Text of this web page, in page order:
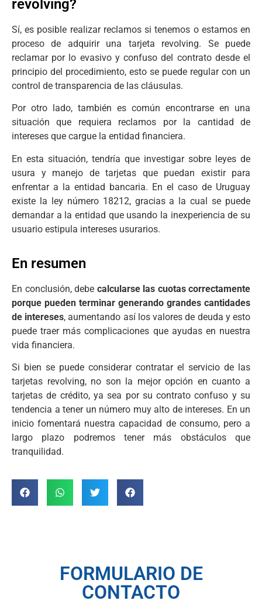
revolving?
Sí, es posible realizar reclamos si tenemos o estamos en
proceso de adquirir una tarjeta revolving. Se puede
reclamar por lo evasivo y confuso del contrato desde el
principio del procedimiento, esto se puede regular con un
control de transparencia de las cláusulas.
Por otro lado, también es común encontrarse en una
situación que requiera reclamos por la cantidad de
intereses que cargue la entidad financiera.
En esta situación, tendría que investigar sobre leyes de
usura y manejo de tarjetas que puedan existir para
enfrentar a la entidad bancaria. En el caso de Uruguay
existe la ley número 18212, gracias a la cual se puede
demandar a la entidad que usando la inexperiencia de su
usuario estipula intereses usurarios.
En resumen
En conclusión, debe calcularse las cuotas correctamente
porque pueden terminar generando grandes cantidades
de intereses, aumentando así los valores de deuda y esto
puede traer más complicaciones que ayudas en nuestra
vida financiera.
Si bien se puede considerar contratar el servicio de las
tarjetas revolving, no son la mejor opción en cuanto a
tarjetas de crédito, ya sea por su contrato confuso y su
tendencia a tener un número muy alto de intereses. En un
inicio fomentará nuestra capacidad de consumo, pero a
largo plazo podremos tener más obstáculos que
tranquilidad.
FORMULARIO DE
CONTACTO